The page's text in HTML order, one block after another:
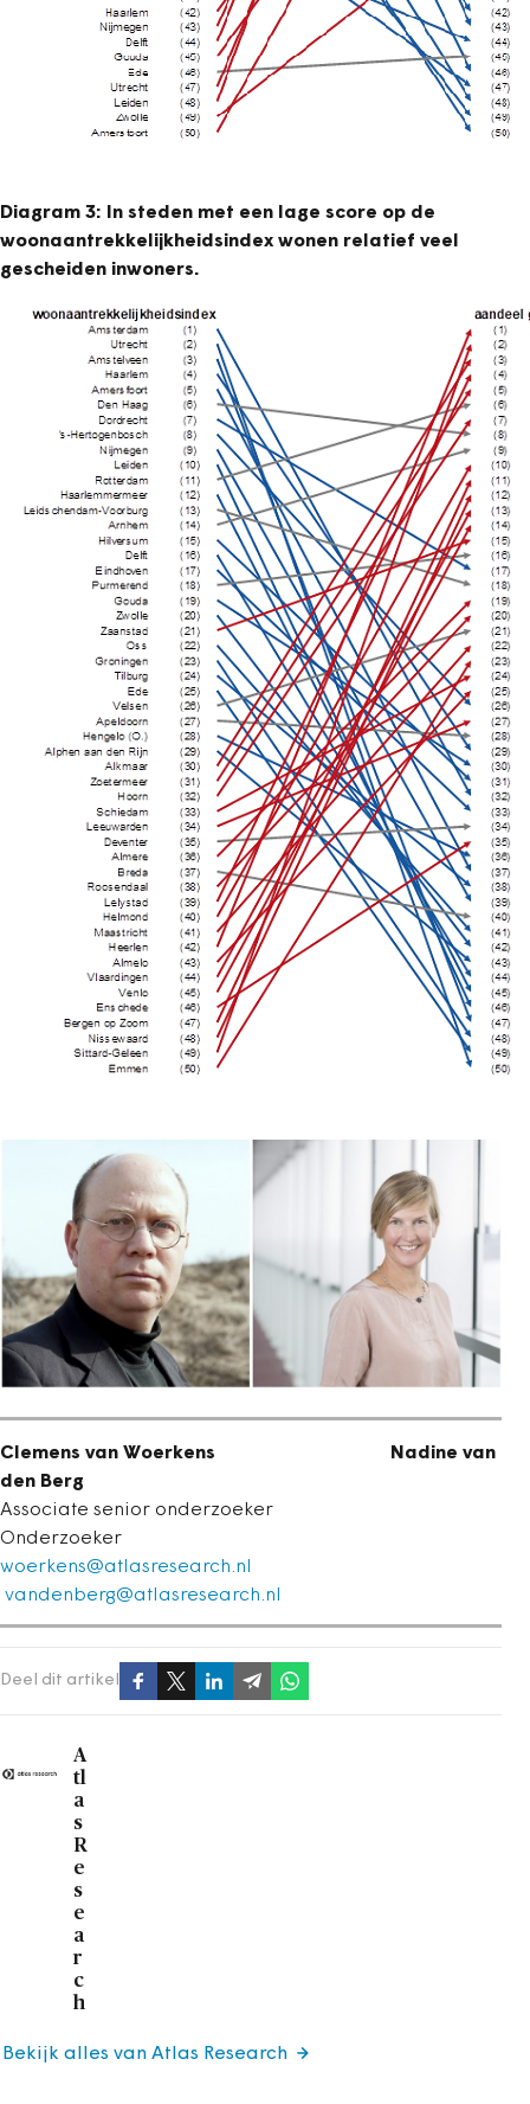
Diagram 3: In steden met een lage score op de
woonaantrekkelijkheidsindex wonen relatief veel
gescheiden inwoners.
Clemens van Woerkens Nadine van
den Berg
Associate senior onderzoeker
Onderzoeker
woerkens@atlasresearch.nl
vandenberg@atlasresearch.nl
Deel dit artikel
A
tl
a
s
R
e
s
e
a
r
c
h
Bekijk alles van Atlas Research